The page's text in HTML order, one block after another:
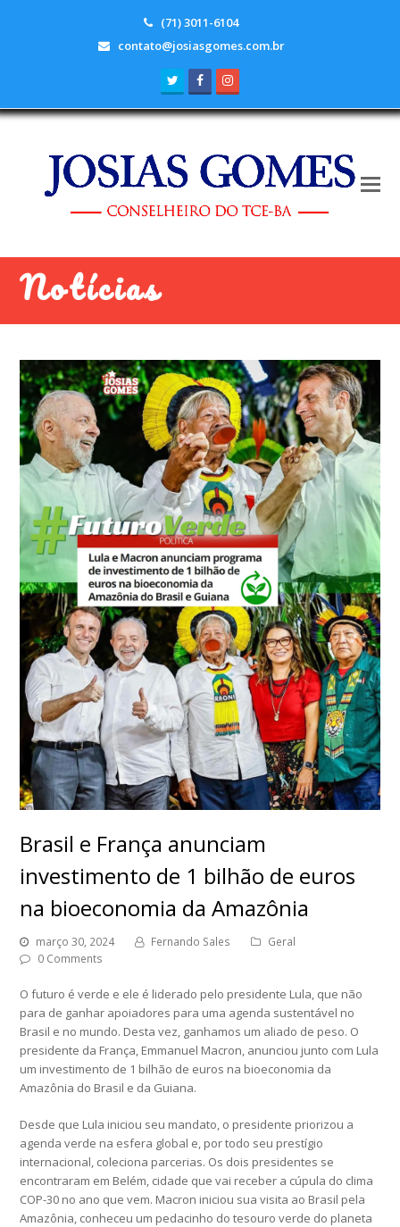
(71) 3011-6104
contato@josiasgomes.com.br
TwitterFacebook
Notícias
Brasil e França anunciam
investimento de 1 bilhão de euros
na bioeconomia da Amazônia
março 30, 2024 Fernando Sales
Geral
0 Comments
O futuro é verde e ele é liderado pelo presidente Lula, que não
para de ganhar apoiadores para uma agenda sustentável no
Brasil e no mundo. Desta vez, ganhamos um aliado de peso. O
presidente da França, Emmanuel Macron, anunciou junto com Lula
um investimento de 1 bilhão de euros na bioeconomia da
Amazônia do Brasil e da Guiana.
Desde que Lula iniciou seu mandato, o presidente priorizou a
agenda verde na esfera global e, por todo seu prestígio
internacional, coleciona parcerias. Os dois presidentes se
encontraram em Belém, cidade que vai receber a cúpula do clima
COP-30 no ano que vem. Macron iniciou sua visita ao Brasil pela
Amazônia, conheceu um pedacinho do tesouro verde do planeta